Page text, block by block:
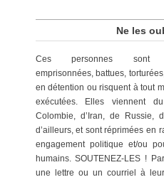
Ne les
Ces personnes sont
emprisonnées, battues,
en détention ou risquent à tout
exécutées. Elles viennent
Colombie, d’Iran, de Russie,
d’ailleurs, et sont réprimées en
engagement politique et/ou
humains. SOUTENEZ-LES !
une lettre ou un courriel à